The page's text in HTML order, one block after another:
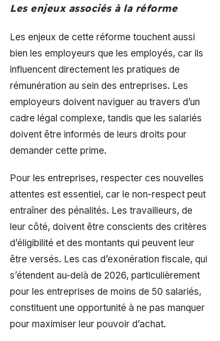
Les enjeux associés à la réforme
Les enjeux de cette réforme touchent aussi
bien les employeurs que les employés, car ils
influencent directement les pratiques de
rémunération au sein des entreprises. Les
employeurs doivent naviguer au travers d’un
cadre légal complexe, tandis que les salariés
doivent être informés de leurs droits pour
demander cette prime.
Pour les entreprises, respecter ces nouvelles
attentes est essentiel, car le non-respect peut
entraîner des pénalités. Les travailleurs, de
leur côté, doivent être conscients des critères
d’éligibilité et des montants qui peuvent leur
être versés. Les cas d’exonération fiscale, qui
s’étendent au-delà de 2026, particulièrement
pour les entreprises de moins de 50 salariés,
constituent une opportunité à ne pas manquer
pour maximiser leur pouvoir d’achat.